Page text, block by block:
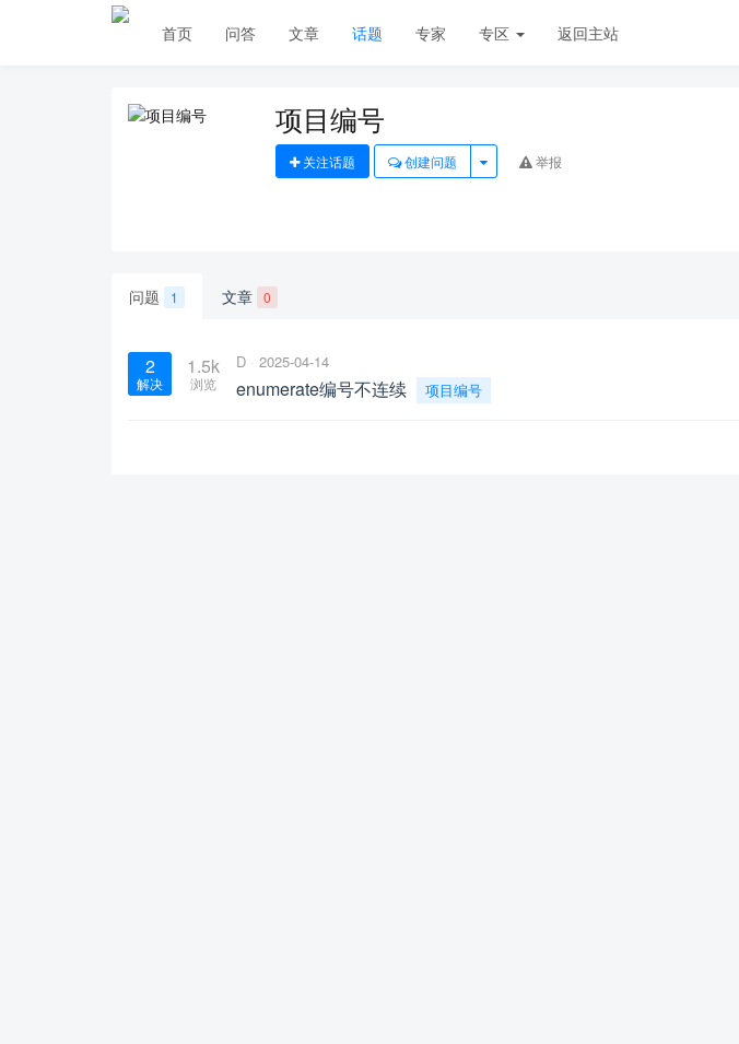
首页 问答 文章 话题 专家 专区 返回主站
项目编号
关注话题 创建问题 举报
问题 1 文章 0
2
解决
1.5k
浏览
D 2025-04-14
enumerate编号不连续 项目编号